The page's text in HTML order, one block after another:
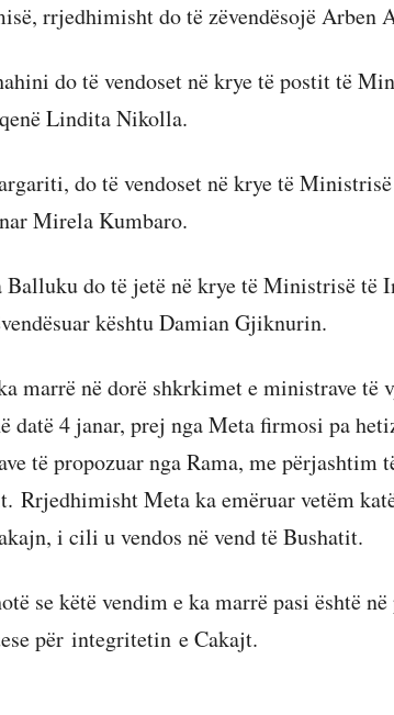
rrjedhimisht do të zëvendësojë Arben
do të vendoset në krye të postit të
Lindita Nikolla.
do të vendoset në krye të
Mirela Kumbaro.
Balluku do të jetë në krye të Ministrisë të
kështu Damian Gjiknurin.
marrë në dorë shkrkimet e ministrave të
datë 4 janar, prej nga Meta firmosi pa
të propozuar nga Rama, me përjashtim
Rrjedhimisht Meta ka emëruar vetëm
i cili u vendos në vend të Bushatit.
se këtë vendim e ka marrë pasi është
për integritetin e Cakajt.